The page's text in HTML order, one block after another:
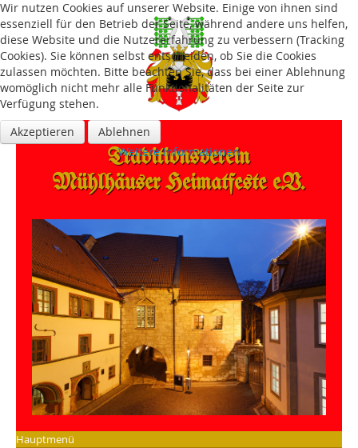
Traditions­verein
Mühlhäuser Heimatfeste e.V.
Hauptmenü
Wir nutzen Cookies auf unserer Website. Einige von ihnen sind
essenziell für den Betrieb der Seite, während andere uns helfen,
diese Website und die Nutzererfahrung zu verbessern (Tracking
Cookies). Sie können selbst entscheiden, ob Sie die Cookies
zulassen möchten. Bitte beachten Sie, dass bei einer Ablehnung
womöglich nicht mehr alle Funktionalitäten der Seite zur
Verfügung stehen.
Akzeptieren
Ablehnen
Weitere Informationen